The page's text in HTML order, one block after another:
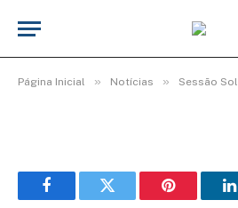
Página Inicial » Notícias » Sessão Solene de
Img48_600x400
FacebookTwitter Pinterest